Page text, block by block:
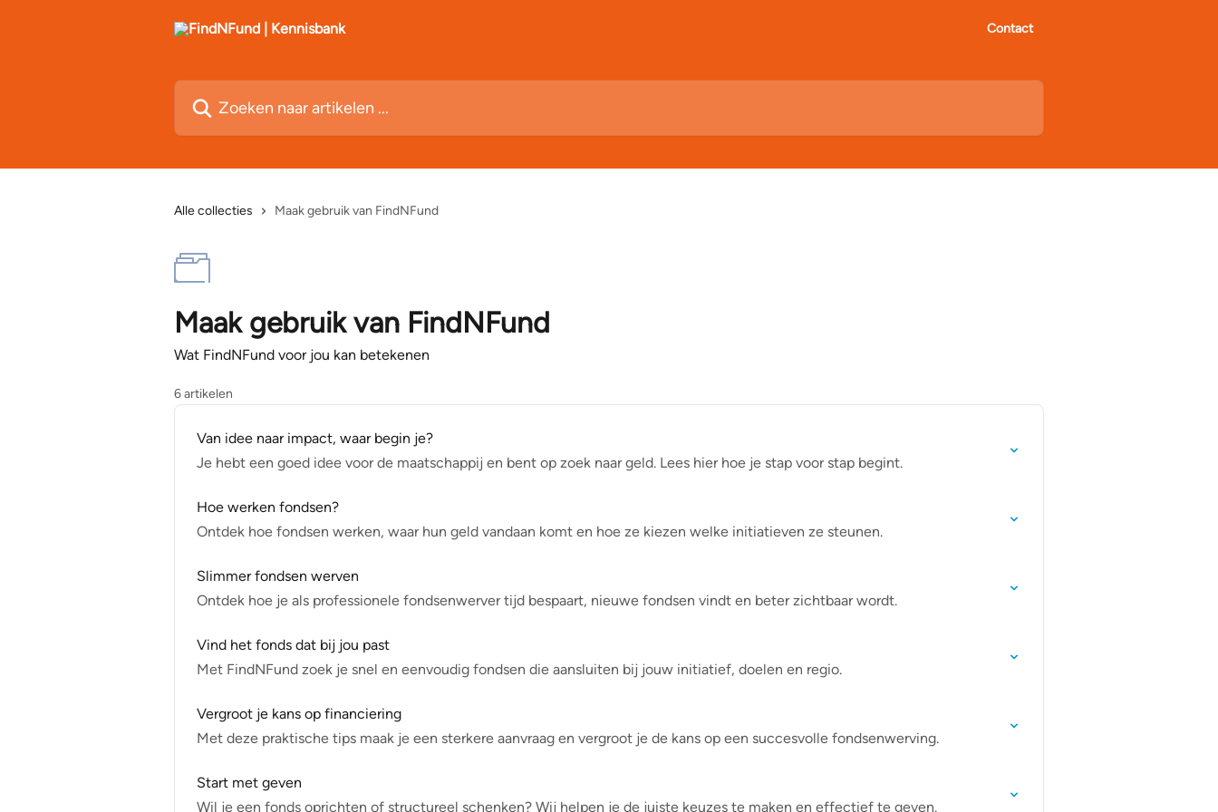
Contact
Zoeken naar artikelen ...
Alle collecties Maak gebruik van FindNFund
Maak gebruik van FindNFund
Wat FindNFund voor jou kan betekenen
6 artikelen
Van idee naar impact, waar begin je?
Je hebt een goed idee voor de maatschappij en bent op zoek naar geld. Lees hier hoe je stap voor stap begint.
Hoe werken fondsen?
Ontdek hoe fondsen werken, waar hun geld vandaan komt en hoe ze kiezen welke initiatieven ze steunen.
Slimmer fondsen werven
Ontdek hoe je als professionele fondsenwerver tijd bespaart, nieuwe fondsen vindt en beter zichtbaar wordt.
Vind het fonds dat bij jou past
Met FindNFund zoek je snel en eenvoudig fondsen die aansluiten bij jouw initiatief, doelen en regio.
Vergroot je kans op financiering
Met deze praktische tips maak je een sterkere aanvraag en vergroot je de kans op een succesvolle fondsenwerving.
Start met geven
Wil je een fonds oprichten of structureel schenken? Wij helpen je de juiste keuzes te maken en effectief te geven.